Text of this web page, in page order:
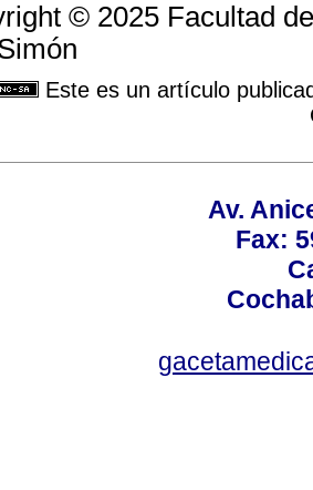
© 2025 Facultad
Este es un artículo
Av.
Fax: